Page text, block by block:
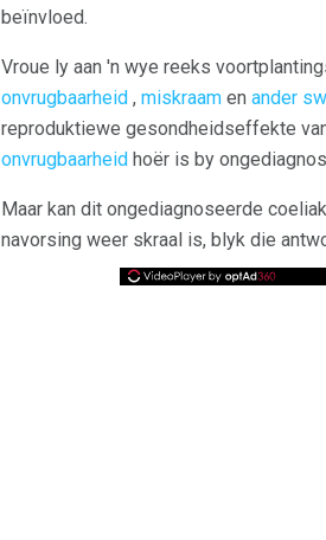
beïnvloed.
Vroue ly aan 'n wye reeks
onvrugbaarheid , miskraam en ander
reproduktiewe gesondheidseffekte
onvrugbaarheid hoër is by
Maar kan dit ongediagnoseerde
navorsing weer skraal is, blyk die